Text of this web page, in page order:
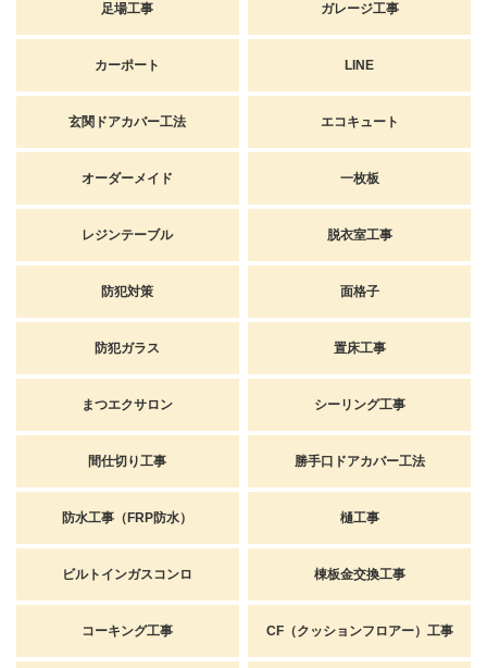
足場工事 ガレージ工事
カーポート LINE
玄関ドアカバー工法 エコキュート
オーダーメイド 一枚板
レジンテーブル 脱衣室工事
防犯対策 面格子
防犯ガラス 置床工事
まつエクサロン シーリング工事
間仕切り工事 勝手口ドアカバー工法
防水工事（FRP防水） 樋工事
ビルトインガスコンロ 棟板金交換工事
コーキング工事 CF（クッションフロアー）工事